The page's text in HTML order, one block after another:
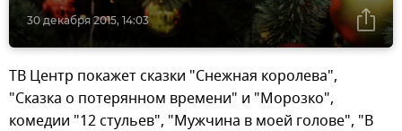
30 декабря 2015, 14:03
ТВ Центр покажет сказки "Снежная королева",
"Сказка о потерянном времени" и "Морозко",
комедии "12 стульев", "Мужчина в моей голове", "В